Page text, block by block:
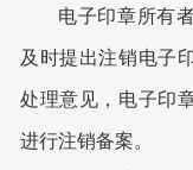
电子印章所有
及时提出注销电子
处理意见，电子印
进行注销备案。